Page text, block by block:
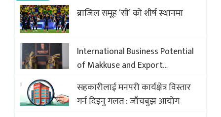
ब्राजिल समूह ‘सी’ को शीर्ष स्थानमा
International Business Potential
of Makkuse and Export
Opportunities of Nepali Sweets
with Global Comparison to
Baklava
सहकारीलाई मनपरी कार्यक्षेत्र विस्तार
गर्न दिइनु गलत : जाँचबुझ आयोग